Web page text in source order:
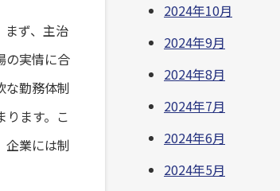
まず、主治
の実情に合
な勤務体制
ります。こ
企業には制
2024年10月
2024年9月
2024年8月
2024年7月
2024年6月
2024年5月